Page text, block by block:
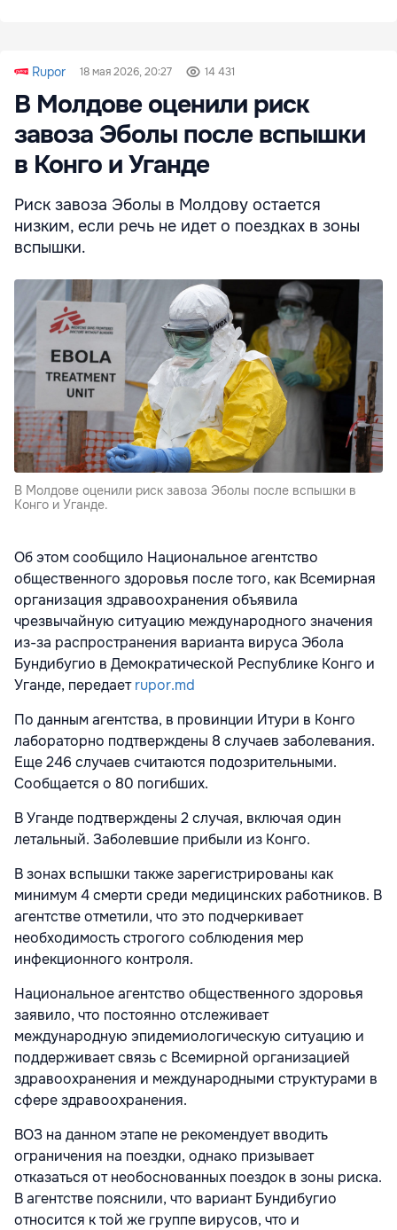
Rupor 18 мая 2026, 20:27 14 431
В Молдове оценили риск
завоза Эболы после вспышки
в Конго и Уганде
Риск завоза Эболы в Молдову остается
низким, если речь не идет о поездках в зоны
вспышки.
В Молдове оценили риск завоза Эболы после вспышки в
Конго и Уганде.
Об этом сообщило Национальное агентство
общественного здоровья после того, как Всемирная
организация здравоохранения объявила
чрезвычайную ситуацию международного значения
из-за распространения варианта вируса Эбола
Бундибугио в Демократической Республике Конго и
Уганде, передаетrupor.md
По данным агентства, в провинции Итури в Конго
лабораторно подтверждены 8 случаев заболевания.
Еще 246 случаев считаются подозрительными.
Сообщается о 80 погибших.
В Уганде подтверждены 2 случая, включая один
летальный. Заболевшие прибыли из Конго.
В зонах вспышки также зарегистрированы как
минимум 4 смерти среди медицинских работников. В
агентстве отметили, что это подчеркивает
необходимость строгого соблюдения мер
инфекционного контроля.
Национальное агентство общественного здоровья
заявило, что постоянно отслеживает
международную эпидемиологическую ситуацию и
поддерживает связь с Всемирной организацией
здравоохранения и международными структурами в
сфере здравоохранения.
ВОЗ на данном этапе не рекомендует вводить
ограничения на поездки, однако призывает
отказаться от необоснованных поездок в зоны риска.
В агентстве пояснили, что вариант Бундибугио
относится к той же группе вирусов, что и